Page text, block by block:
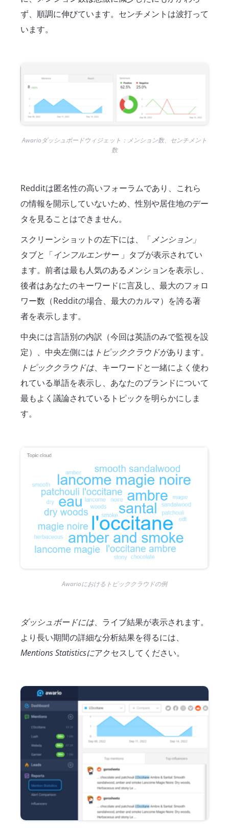
ず、順調に伸びています。センチメントは波打って
います。
Awarioダッシュボードウィジェット：メンション数、センチメント
数
Redditは匿名性の高いフォーラムであり、これら
の情報を開示していないため、性別や居住地のデー
タを見ることはできません。
スクリーンショットの左下には、「メンション」
タブと「インフルエンサー 」タブが表示されてい
ます。前者は最も人気のあるメンションを表示し、
後者はあなたのキーワードに言及し、最大のフォロ
ワー数（Redditの場合、最大のカルマ）を誇る著
者を表示します。
中央には言語別の内訳（今回は英語のみで監視を設
定）、中央左側には トピッククラウドがあります。
トピッククラウドは、キーワードと一緒によく使わ
れている単語を表示し、あなたのブランドについて
最もよく議論されているトピックを明らかにしま
す。
Awarioにおけるトピッククラウドの例
ダッシュボードには、ライブ結果が表示されます。
より長い期間の詳細な分析結果を得るには、
Mentions Statisticsにアクセスしてください。